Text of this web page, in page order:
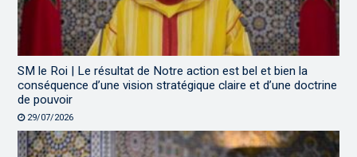
SM le Roi | Le résultat de Notre action est bel et bien la
conséquence d’une vision stratégique claire et d’une doctrine
de pouvoir
29/07/2026